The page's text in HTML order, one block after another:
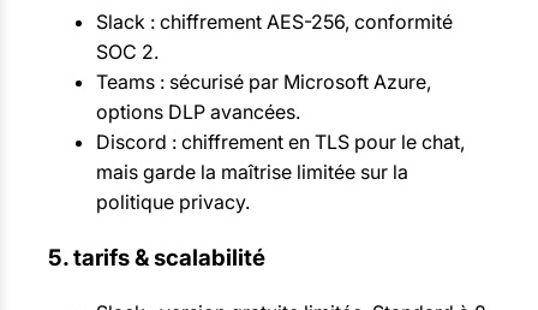
Slack : chiffrement AES-256, conformité
SOC 2.
Teams : sécurisé par Microsoft Azure,
options DLP avancées.
Discord : chiffrement en TLS pour le chat,
mais garde la maîtrise limitée sur la
politique privacy.
5. tarifs & scalabilité